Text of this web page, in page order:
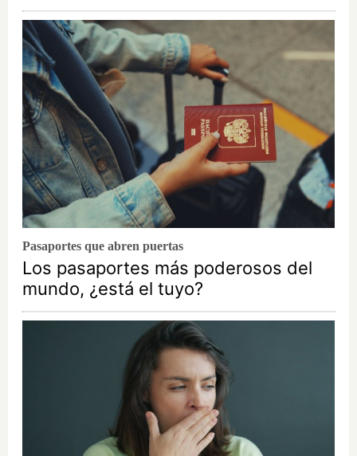
Pasaportes que abren puertas
Los pasaportes más poderosos del
mundo, ¿está el tuyo?